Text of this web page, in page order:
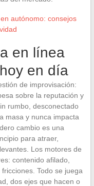
autónomo: consejos
en línea
en día
de improvisación:
sobre la reputación y
rumbo, desconectado
masa y nunca impacta
cambio es una
para atraer,
Los motores de
contenido afilado,
Todo se juega
dos ejes que hacen o